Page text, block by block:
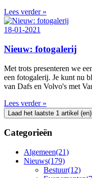
Lees verder »
18-01-2021
Nieuw: fotogalerij
Met trots presenteren we
een fotogalerij. Je kunt nu
van Dafs en Volvo's met
Lees verder »
Laad het laatste 1 artikel (en)
Categorieën
Algemeen(21)
Nieuws(179)
Bestuur(12)